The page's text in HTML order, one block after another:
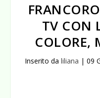
TV CON
COLORE,
Inserito da liliana | 09